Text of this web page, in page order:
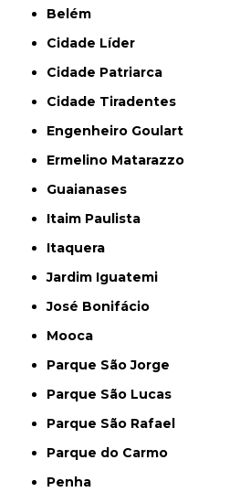
Belém
Cidade Líder
Cidade Patriarca
Cidade Tiradentes
Engenheiro Goulart
Ermelino Matarazzo
Guaianases
Itaim Paulista
Itaquera
Jardim Iguatemi
José Bonifácio
Mooca
Parque São Jorge
Parque São Lucas
Parque São Rafael
Parque do Carmo
Penha